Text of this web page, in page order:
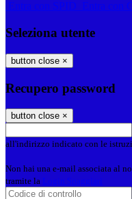
Entra con SPID
Entra con
Seleziona utente
button close ×
Recupero password
button close ×
all'indirizzo indicato con le
Non hai una e-mail associata al
tramite la Login Spaggiari